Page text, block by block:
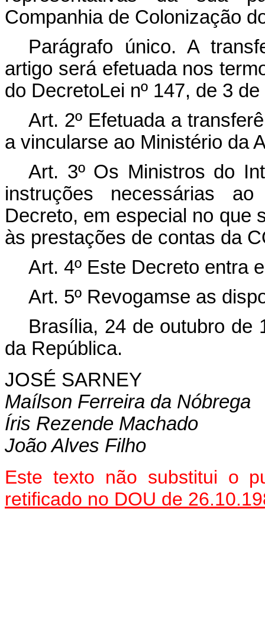
Companhia de Colonização
Parágrafo único. A
artigo será efetuada nos
do Decreto­Lei nº 147, de 3
Art. 2º Efetuada a
a vincular­se ao Ministério da
Art. 3º Os Ministros do
instruções necessárias
Decreto, em especial no que
às prestações de contas da
Art. 4º Este Decreto entra
Art. 5º Revogam­se as
Brasília, 24 de outubro de
da República.
JOSÉ SARNEY
Maílson Ferreira da Nóbrega
Íris Rezende Machado
João Alves Filho
Este texto não substitui o
retificado no DOU de